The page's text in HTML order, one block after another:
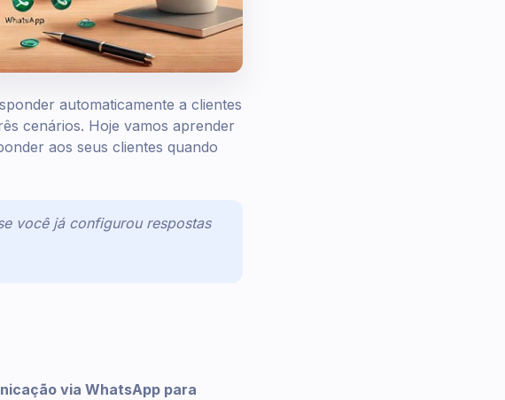
automaticamente a clientes
cenários. Hoje vamos aprender
aos seus clientes quando
você já configurou respostas
via WhatsApp para